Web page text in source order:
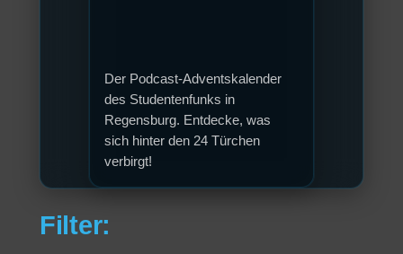
Der Podcast-Adventskalender
des Studentenfunks in
Regensburg. Entdecke, was
sich hinter den 24 Türchen
verbirgt!
Filter: